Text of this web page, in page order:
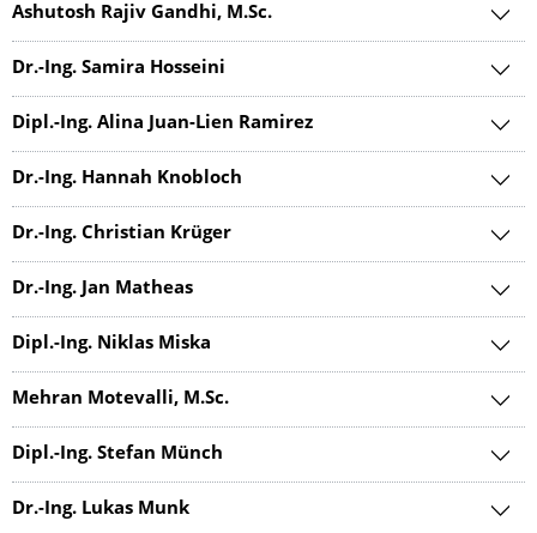
Ashutosh Rajiv Gandhi, M.Sc.
Dr.-Ing. Samira Hosseini
Dipl.-Ing. Alina Juan-Lien Ramirez
Dr.-Ing. Hannah Knobloch
Dr.-Ing. Christian Krüger
Dr.-Ing. Jan Matheas
Dipl.-Ing. Niklas Miska
Mehran Motevalli, M.Sc.
Dipl.-Ing. Stefan Münch
Dr.-Ing. Lukas Munk